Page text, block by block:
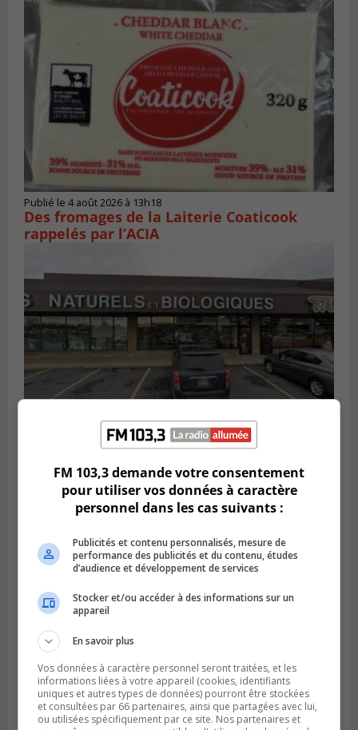
Publié le 4 août 2026 à 13h18
Des fromages de la Laiterie Coaticook
rappelés par l’ACIA
Rappel de quatre produits alimentaires à
Brossard
GREENFIELD PARK
Publié le 31 juillet 2026 à 16h45
FM 103,3 demande votre consentement
pour utiliser vos données à caractère
personnel dans les cas suivants :
Publicités et contenu personnalisés, mesure de
performance des publicités et du contenu, études
d’audience et développement de services
Stocker et/ou accéder à des informations sur un
appareil
En savoir plus
Vos données à caractère personnel seront traitées, et les
informations liées à votre appareil (cookies, identifiants
uniques et autres types de données) pourront être stockées
et consultées par 66 partenaires, ainsi que partagées avec lui,
ou utilisées spécifiquement par ce site. Nos partenaires et